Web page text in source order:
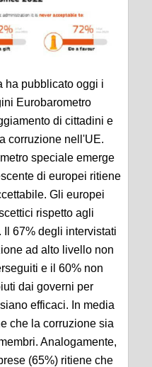
ha pubblicato oggi i
Eurobarometro
di cittadini e
corruzione nell'UE.
speciale emerge
di europei ritiene
Gli europei
rispetto agli
67% degli intervistati
ad alto livello non
e il 60% non
dai governi per
efficaci. In media
che la corruzione sia
Analogamente,
(65%) ritiene che